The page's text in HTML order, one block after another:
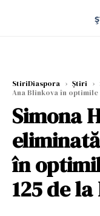
StiriDiaspora › Știri ›
Ana Blinkova în optimile
Simona
în
125 de